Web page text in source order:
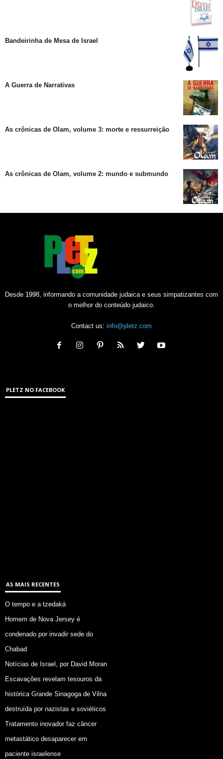
Bandeirinha de Mesa de Israel
A Guerra de Narrativas
As crônicas de Olam, volume 3: morte e ressurreição
As crônicas de Olam, volume 2: mundo e submundo
Desde 1998, informando a comunidade judaica e seus simpatizantes com
o melhor do conteúdo judaico.
Contact us: info@pletz.com
PLETZ NO FACEBOOK
AS MAIS RECENTES
O tempo e a tzedaká
Homem de Nova Jersey é
condenado por invadir sede do
Chabad
Notícias de Israel, por David Moran
Escavações revelam tesouros da
histórica Grande Sinagoga de Vilna
destruída por nazistas e soviéticos
Tratamento inovador faz câncer
metastático desaparecer em
paciente israelense